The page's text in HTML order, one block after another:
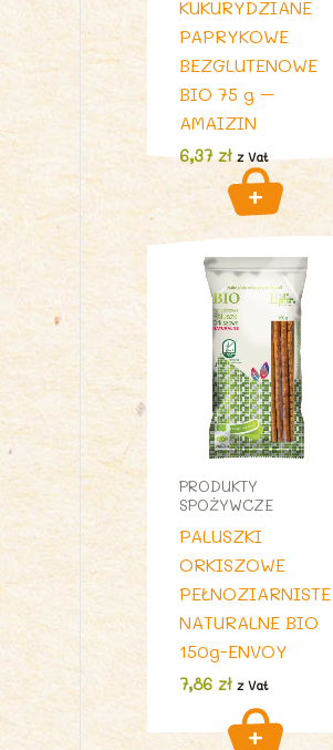
KUKURYDZIANE
PAPRYKOWE
BEZGLUTENOWE
BIO 75 g –
AMAIZIN
6,37zł z Vat
PRODUKTY
SPOŻYWCZE
PALUSZKI
ORKISZOWE
PEŁNOZIARNISTE
NATURALNE BIO
150g-ENVOY
7,86zł z Vat